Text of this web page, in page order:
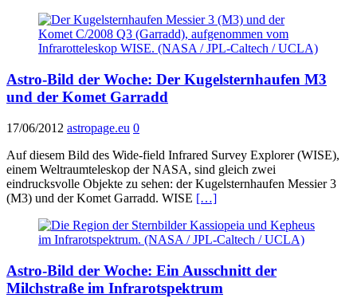
Astro-Bild der Woche: Der Kugelsternhaufen M3
und der Komet Garradd
17/06/2012 astropage.eu 0
Auf diesem Bild des Wide-field Infrared Survey Explorer (WISE),
einem Weltraumteleskop der NASA, sind gleich zwei
eindrucksvolle Objekte zu sehen: der Kugelsternhaufen Messier 3
(M3) und der Komet Garradd. WISE […]
Astro-Bild der Woche: Ein Ausschnitt der
Milchstraße im Infrarotspektrum